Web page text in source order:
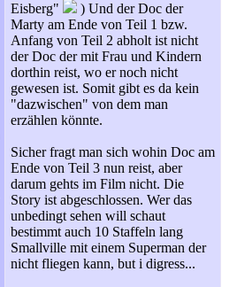
Eisberg"
) Und der Doc der
Marty am Ende von Teil 1 bzw.
Anfang von Teil 2 abholt ist nicht
der Doc der mit Frau und Kindern
dorthin reist, wo er noch nicht
gewesen ist. Somit gibt es da kein
"dazwischen" von dem man
erzählen könnte.
Sicher fragt man sich wohin Doc am
Ende von Teil 3 nun reist, aber
darum gehts im Film nicht. Die
Story ist abgeschlossen. Wer das
unbedingt sehen will schaut
bestimmt auch 10 Staffeln lang
Smallville mit einem Superman der
nicht fliegen kann, but i digress...